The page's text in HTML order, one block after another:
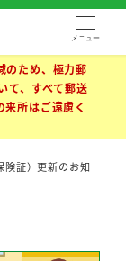
メニュー
のため、極力郵
て、すべて郵送
所はご遠慮く
険証）更新のお知